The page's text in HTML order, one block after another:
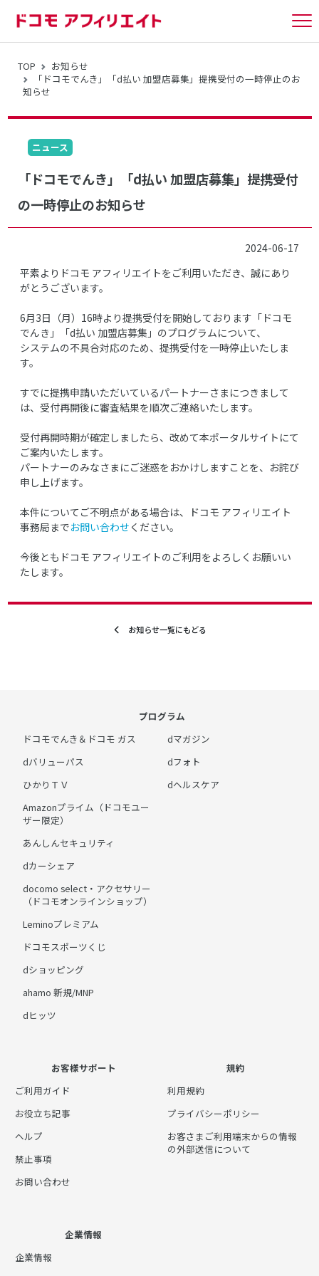
TOP
お知らせ
「ドコモでんき」「d払い 加盟店募集」提携受付の一時停止のお
知らせ
ニュース
「ドコモでんき」「d払い 加盟店募集」提携受付
の一時停止のお知らせ
2024-06-17
平素よりドコモ アフィリエイトをご利用いただき、誠にあり
がとうございます。
6月3日（月）16時より提携受付を開始しております「ドコモ
でんき」「d払い 加盟店募集」のプログラムについて、
システムの不具合対応のため、提携受付を一時停止いたしま
す。
すでに提携申請いただいているパートナーさまにつきまして
は、受付再開後に審査結果を順次ご連絡いたします。
受付再開時期が確定しましたら、改めて本ポータルサイトにて
ご案内いたします。
パートナーのみなさまにご迷惑をおかけしますことを、お詫び
申し上げます。
本件についてご不明点がある場合は、ドコモ アフィリエイト
事務局までお問い合わせ ください。
今後ともドコモ アフィリエイトのご利用をよろしくお願いい
たします。
お知らせ一覧にもどる
プログラム
ドコモでんき＆ドコモ ガス
dバリューパス
ひかりＴＶ
Amazonプライム（ドコモユー
ザー限定）
あんしんセキュリティ
dカーシェア
docomo select・アクセサリー
（ドコモオンラインショップ）
Leminoプレミアム
ドコモスポーツくじ
dショッピング
ahamo 新規/MNP
dヒッツ
dマガジン
dフォト
dヘルスケア
お客様サポート
ご利用ガイド
お役立ち記事
ヘルプ
禁止事項
お問い合わせ
規約
利用規約
プライバシーポリシー
お客さまご利用端末からの情報
の外部送信について
企業情報
企業情報